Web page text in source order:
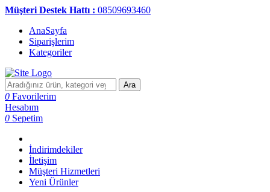
Müşteri Destek Hattı : 08509693460
AnaSayfa
Siparişlerim
Kategoriler
Ara
0 Favorilerim
Hesabım
0 Sepetim
İndirimdekiler
İletişim
Müşteri Hizmetleri
Yeni Ürünler